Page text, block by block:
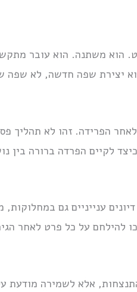
הוא משתנה. הוא עובר
יצירת שפה חדשה, לא שפה
הפרידה. זהו לא תהליך
לקיים הפרדה ברורה בין
ענייניים גם
להילחם על כל פרט לאחר
התנצחות, אלא לשמירה מודעת